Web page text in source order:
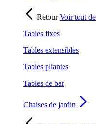
RetourVoir tout de
Tables fixes
Tables extensibles
Tables pliantes
Tables de bar
Chaises de jardin